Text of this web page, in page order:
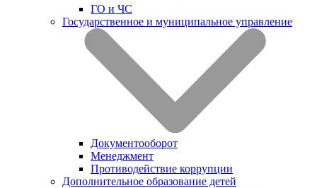
ГО и ЧС
Государственное и муниципальное управление
Документооборот
Менеджмент
Противодействие коррупции
Дополнительное образование детей